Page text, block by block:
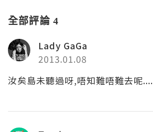
全部評論 4
Lady GaGa
2013.01.08
汝矣島未聽過呀,唔知難唔難去呢....